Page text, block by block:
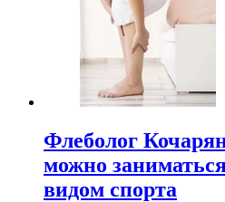
Флеболог
можно
видом спорта